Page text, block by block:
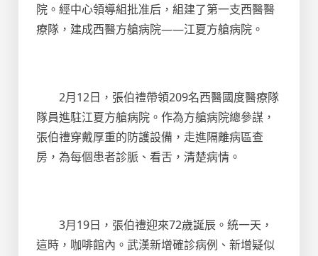
院。經中心領導組批准后，組建了第一支西醫醫
療隊，建成西醫方艙病院——江夏方艙病院。
2月12日，張伯禮帶領209名西醫國度醫療隊
隊員進駐江夏方艙病院。作為方艙病院總參謀，
張伯禮穿戴厚重的防護設備，走進隔離病區查
房，為每個患者診脈、看舌，清楚病情。
3月19日，張伯禮迎來72歲誕辰。統一天，
這時，咖啡館內。武漢新增確診病例、新增疑似